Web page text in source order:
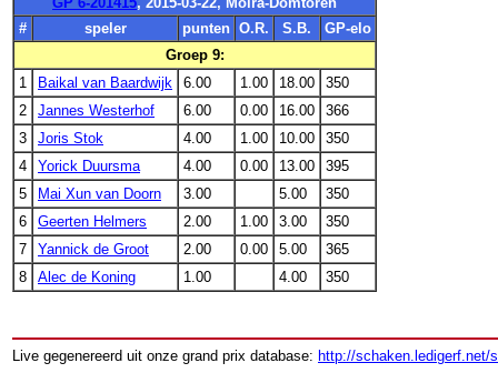
#
speler punten O.R. S.B.
GP-elo
Groep 9:
1
Baikal van Baardwijk 6.00 1.00 18.00
350
2
Jannes Westerhof 6.00 0.00 16.00
366
3
Joris Stok 4.00 1.00 10.00
350
4
Yorick Duursma 4.00 0.00 13.00
395
5
Mai Xun van Doorn 3.00 5.00
350
6
Geerten Helmers 2.00 1.00 3.00
350
7
Yannick de Groot 2.00 0.00 5.00
365
8
Alec de Koning 1.00 4.00 350
Live gegenereerd uit onze grand prix database: http://schaken.ledigerf.net/